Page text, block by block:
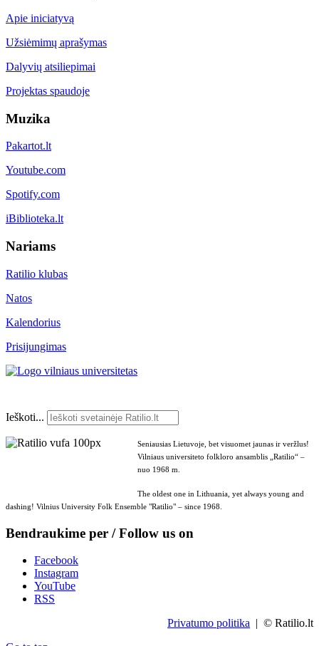
Apie iniciatyvą
Užsiėmimų aprašymas
Dalyvių atsiliepimai
Projektas spaudoje
Muzika
Pakartot.lt
Youtube.com
Spotify.com
iBiblioteka.lt
Nariams
Ratilio klubas
Natos
Kalendorius
Prisijungimas
Ieškoti...
Seniausias Lietuvoje, bet visuomet jaunas ir veržlus!
Vilniaus universiteto folkloro ansamblis „Ratilio“ –
nuo 1968 m.
The oldest one in Lithuania, yet always young and
dashing! Vilnius University Folk Ensemble "Ratilio" – since 1968.
Bendraukime per / Follow us on
Facebook
Instagram
YouTube
RSS
Privatumo politika | © Ratilio.lt